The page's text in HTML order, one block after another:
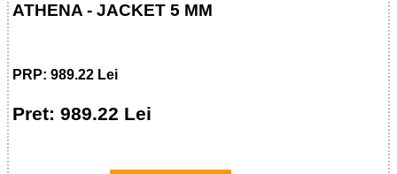
ATHENA - JACKET 5 MM
PRP: 989.22 Lei
Pret: 989.22 Lei